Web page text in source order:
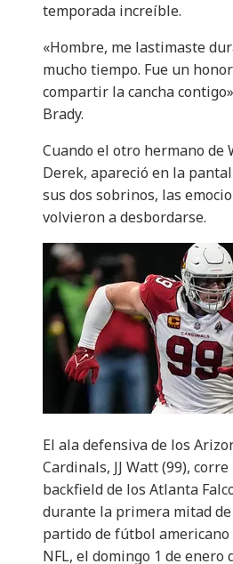
temporada increíble.
«Hombre, me lastimaste
mucho tiempo. Fue un honor
compartir la cancha
Brady.
Cuando el otro hermano de
Derek, apareció en la
sus dos sobrinos, las
volvieron a desbordarse.
El ala defensiva de los
Cardinals, JJ Watt (99),
backfield de los Atlanta
durante la primera mitad
partido de fútbol americano
NFL, el domingo 1 de enero